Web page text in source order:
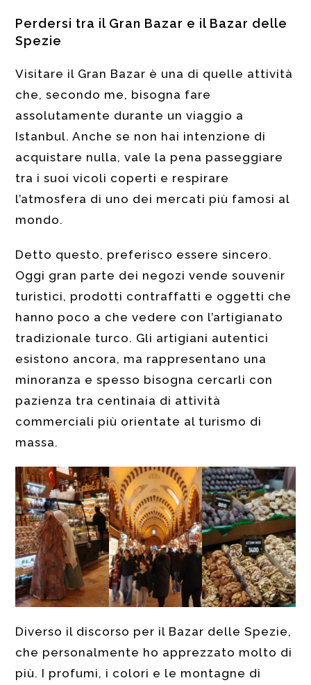
Perdersi tra il Gran Bazar e il Bazar delle
Spezie
Visitare il Gran Bazar è una di quelle attività
che, secondo me, bisogna fare
assolutamente durante un viaggio a
Istanbul. Anche se non hai intenzione di
acquistare nulla, vale la pena passeggiare
tra i suoi vicoli coperti e respirare
l’atmosfera di uno dei mercati più famosi al
mondo.
Detto questo, preferisco essere sincero.
Oggi gran parte dei negozi vende souvenir
turistici, prodotti contraffatti e oggetti che
hanno poco a che vedere con l’artigianato
tradizionale turco. Gli artigiani autentici
esistono ancora, ma rappresentano una
minoranza e spesso bisogna cercarli con
pazienza tra centinaia di attività
commerciali più orientate al turismo di
massa.
Diverso il discorso per il Bazar delle Spezie,
che personalmente ho apprezzato molto di
più. I profumi, i colori e le montagne di